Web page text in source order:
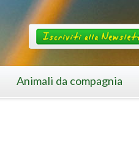
Animali da compagnia